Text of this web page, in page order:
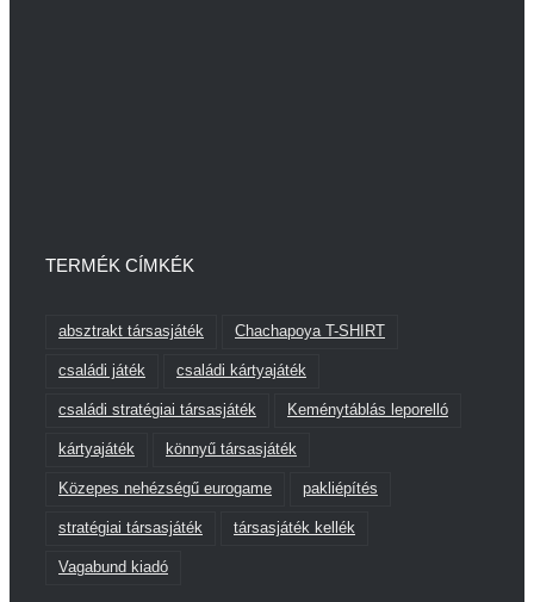
TERMÉK CÍMKÉK
absztrakt társasjáték Chachapoya T-SHIRT
családi játék családi kártyajáték
családi stratégiai társasjáték Keménytáblás leporelló
kártyajáték könnyű társasjáték
Közepes nehézségű eurogame pakliépítés
stratégiai társasjáték társasjáték kellék
Vagabund kiadó